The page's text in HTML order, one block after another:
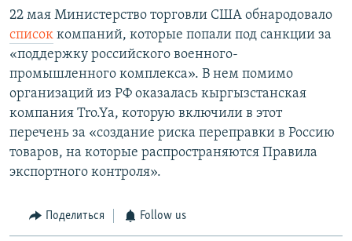
22 мая Министерство торговли США обнародовало
список компаний, которые попали под санкции за
«поддержку российского военного-
промышленного комплекса». В нем помимо
организаций из РФ оказалась кыргызстанская
компания Tro.Ya, которую включили в этот
перечень за «создание риска переправки в Россию
товаров, на которые распространяются Правила
экспортного контроля».
Поделиться Follow us